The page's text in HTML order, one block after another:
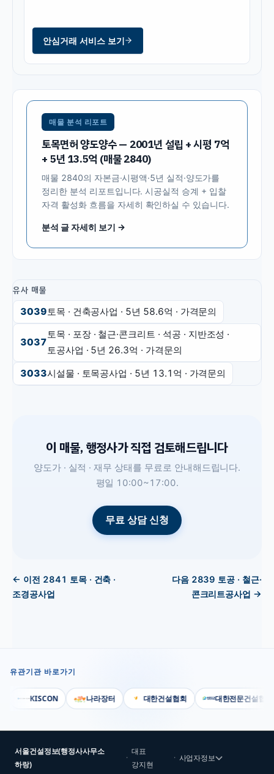
안심거래 서비스 보기
매물 분석 리포트
토목면허 양도양수 — 2001년 설립 + 시평 7억
+ 5년 13.5억 (매물 2840)
매물 2840의 자본금·시평액·5년 실적·양도가를
정리한 분석 리포트입니다. 시공실적 승계 + 입찰
자격 활성화 흐름을 자세히 확인하실 수 있습니다.
분석 글 자세히 보기 →
유사 매물
3039토목 · 건축공사업 · 5년 58.6억 · 가격문의
3037
토목 · 포장 · 철근·콘크리트 · 석공 · 지반조성 ·
토공사업 · 5년 26.3억 · 가격문의
3033시설물 · 토목공사업 · 5년 13.1억 · 가격문의
이 매물, 행정사가 직접 검토해드립니다
양도가 · 실적 · 재무 상태를 무료로 안내해드립니다.
평일 10:00~17:00.
무료 상담 신청
← 이전 2841 토목 · 건축 ·
조경공사업
다음 2839 토공 · 철근·
콘크리트공사업 →
유관기관 바로가기
KISCON 나라장터 대한건설협회 대한전문건설협회
서울건설정보(행정사사무소
하랑)
·
대표
강지현
· 사업자정보